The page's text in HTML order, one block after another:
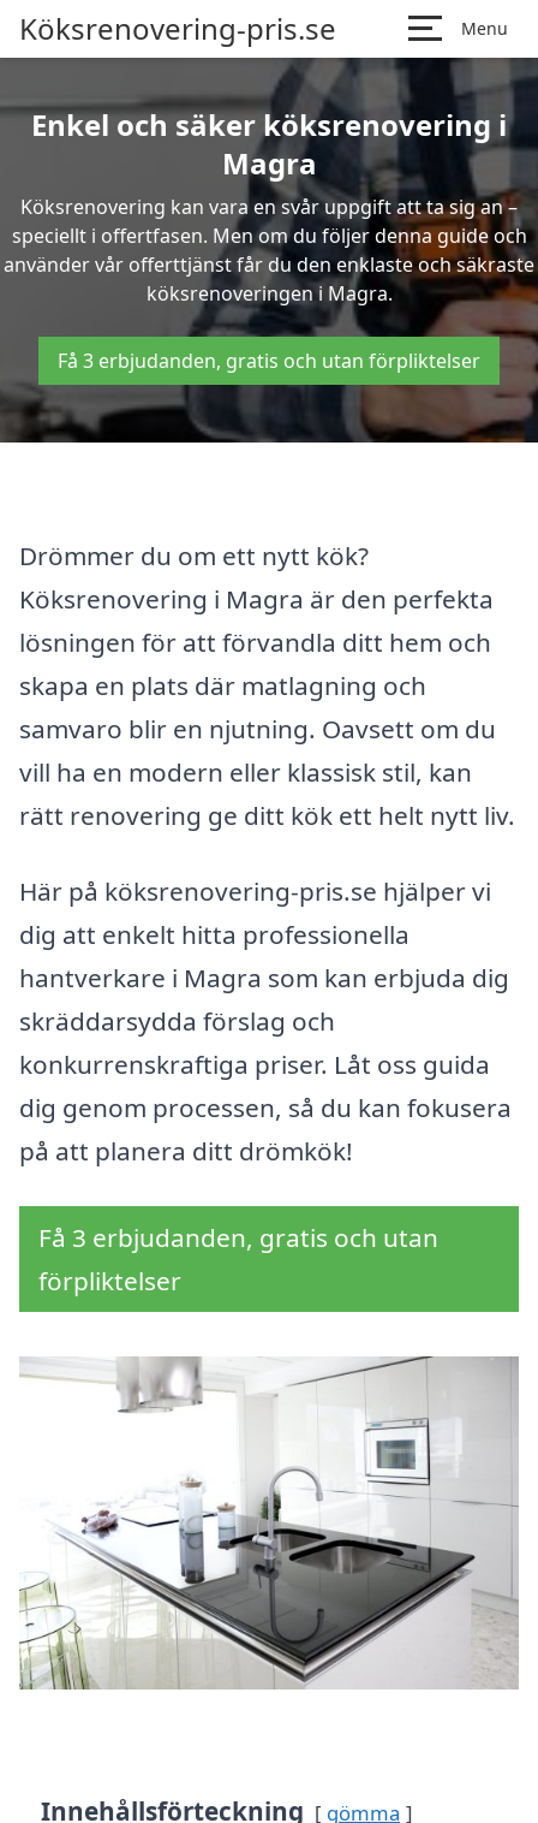
Köksrenovering-pris.se Menu
Enkel och säker köksrenovering i
Magra
Köksrenovering kan vara en svår uppgift att ta sig an –
speciellt i offertfasen. Men om du följer denna guide och
använder vår offerttjänst får du den enklaste och säkraste
köksrenoveringen i Magra.
Få 3 erbjudanden, gratis och utan förpliktelser
Drömmer du om ett nytt kök?
Köksrenovering i Magra är den perfekta
lösningen för att förvandla ditt hem och
skapa en plats där matlagning och
samvaro blir en njutning. Oavsett om du
vill ha en modern eller klassisk stil, kan
rätt renovering ge ditt kök ett helt nytt liv.
Här på köksrenovering-pris.se hjälper vi
dig att enkelt hitta professionella
hantverkare i Magra som kan erbjuda dig
skräddarsydda förslag och
konkurrenskraftiga priser. Låt oss guida
dig genom processen, så du kan fokusera
på att planera ditt drömkök!
Få 3 erbjudanden, gratis och utan
förpliktelser
Innehållsförteckning gömma